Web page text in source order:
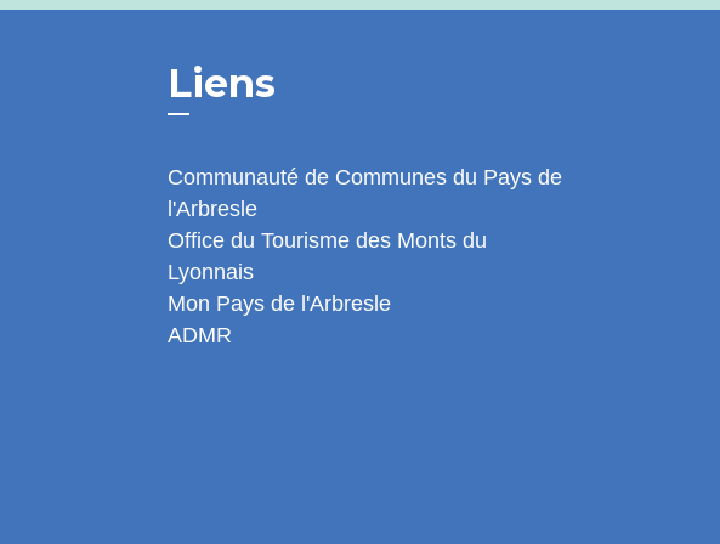
Liens
Communauté de Communes du Pays de
l'Arbresle
Office du Tourisme des Monts du
Lyonnais
Mon Pays de l'Arbresle
ADMR